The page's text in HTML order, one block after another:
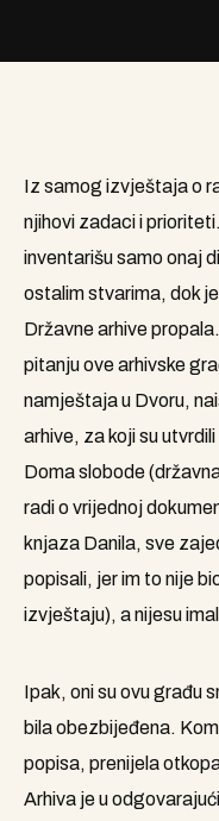
Iz samog izvještaja o
njihovi zadaci i
inventarišu samo onaj
ostalim stvarima, dok
Državne arhive
pitanju ove arhivske
namještaja u Dvoru,
arhive, za koji su
Doma slobode
radi o vrijednoj
knjaza Danila, sve
popisali, jer im to nije
izvještaju), a nijesu
Ipak, oni su ovu građu
bila obezbijeđena.
popisa, prenijela
Arhiva je u